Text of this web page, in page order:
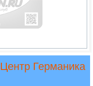
Германика